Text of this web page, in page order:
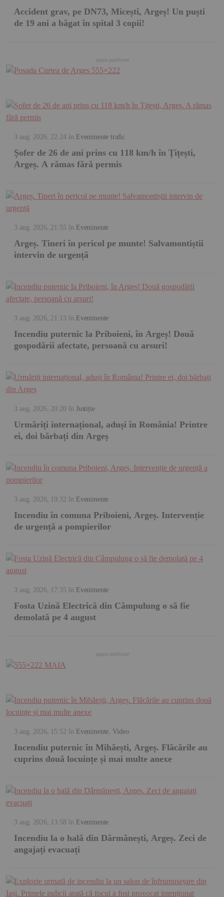
Accident grav, pe DN73, Micești, Argeș! Un puști
de 19 ani a băgat în spital 3 copii!
3 aug. 2026, 22:24în Evenimente trafic
Șofer de 26 de ani prins cu 118 km/h în Țițești,
Argeș. A rămas fără permis
3 aug. 2026, 21:55 în Evenimente
Argeș. Tineri în pericol pe munte! Salvamontiștii
intervin de urgență
3 aug. 2026, 21:13 în Evenimente
Incendiu puternic la Priboieni, în Argeș! Două
gospodării afectate, persoană cu arsuri!
3 aug. 2026, 20:20 în Justiție
Urmăriți internațional, aduși în România! Printre
ei, doi bărbați din Argeș
3 aug. 2026, 19:32 în Evenimente
Incendiu în comuna Priboieni, Argeș. Intervenție
de urgență a pompierilor
3 aug. 2026, 17:35 în Evenimente
Fosta Uzină Electrică din Câmpulung o să fie
demolată pe 4 august
3 aug. 2026, 15:52 în Evenimente Video
Incendiu puternic în Mihăești, Argeș. Flăcările au
cuprins două locuințe și mai multe anexe
3 aug. 2026, 13:58 în Evenimente
Incendiu la o hală din Dârmănești, Argeș. Zeci de
angajați evacuați